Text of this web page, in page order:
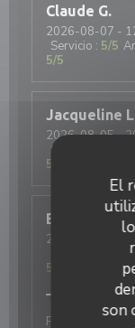
El
son
Claude G
2026-08-07 -
Servicio : 5/5
5/5
Jacqueline L
2026-08-05-
Servicio
5
Eric
2026-08-06
-
5
Produits de